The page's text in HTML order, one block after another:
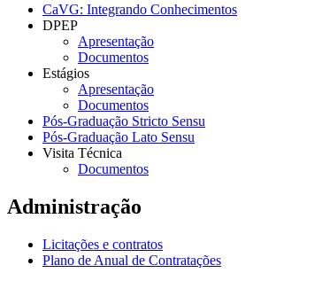
CaVG: Integrando Conhecimentos
DPEP
Apresentação
Documentos
Estágios
Apresentação
Documentos
Pós-Graduação Stricto Sensu
Pós-Graduação Lato Sensu
Visita Técnica
Documentos
Administração
Licitações e contratos
Plano de Anual de Contratações